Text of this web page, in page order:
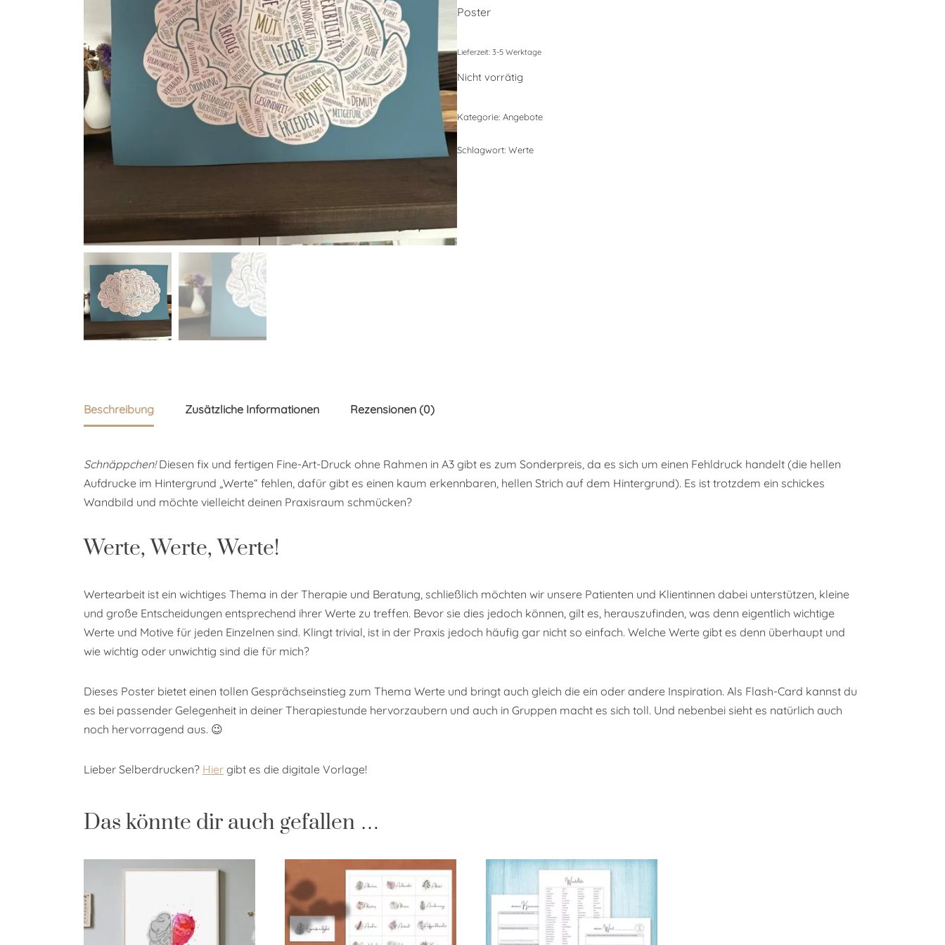
Poster
Lieferzeit: 3-5 Werktage
Nicht vorrätig
Kategorie: Angebote
Schlagwort: Werte
Beschreibung Zusätzliche Informationen Rezensionen (0)
Schnäppchen!Diesen fix und fertigen Fine-Art-Druck ohne Rahmen in A3 gibt es zum Sonderpreis, da es sich um einen Fehldruck handelt (die hellen
Aufdrucke im Hintergrund „Werte“ fehlen, dafür gibt es einen kaum erkennbaren, hellen Strich auf dem Hintergrund). Es ist trotzdem ein schickes
Wandbild und möchte vielleicht deinen Praxisraum schmücken?
Werte, Werte, Werte!
Wertearbeit ist ein wichtiges Thema in der Therapie und Beratung, schließlich möchten wir unsere Patienten und Klientinnen dabei unterstützen, kleine
und große Entscheidungen entsprechend ihrer Werte zu treffen. Bevor sie dies jedoch können, gilt es, herauszufinden, was denn eigentlich wichtige
Werte und Motive für jeden Einzelnen sind. Klingt trivial, ist in der Praxis jedoch häufig gar nicht so einfach. Welche Werte gibt es denn überhaupt und
wie wichtig oder unwichtig sind die für mich?
Dieses Poster bietet einen tollen Gesprächseinstieg zum Thema Werte und bringt auch gleich die ein oder andere Inspiration. Als Flash-Card kannst du
es bei passender Gelegenheit in deiner Therapiestunde hervorzaubern und auch in Gruppen macht es sich toll. Und nebenbei sieht es natürlich auch
noch hervorragend aus. 😉
Lieber Selberdrucken? Hier gibt es die digitale Vorlage!
Das könnte dir auch gefallen …